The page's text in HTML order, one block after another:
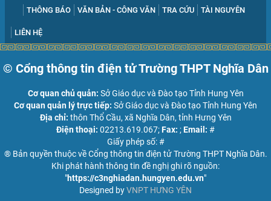
THÔNG BÁO VĂN BẢN - CÔNG VĂN TRA CỨU TÀI NGUYÊN
LIÊN HỆ
© Cổng thông tin điện tử Trường THPT Nghĩa Dân
Cơ quan chủ quản: Sở Giáo dục và Đào tạo Tỉnh Hung Yên
Cơ quan quản lý trực tiếp: Sở Giáo dục và Đào tạo Tỉnh Hung Yên
Địa chỉ: thôn Thổ Cầu, xã Nghĩa Dân, tỉnh Hưng Yên
Điện thoại: 02213.619.067;Fax: ;Email: #
Giấy phép số: #
® Bản quyền thuộc về Cổng thông tin điện tử Trường THPT Nghĩa Dân.
Khi phát hành thông tin đề nghị ghi rõ nguồn:
"https://c3nghiadan.hungyen.edu.vn"
Designed byVNPT HƯNG YÊN